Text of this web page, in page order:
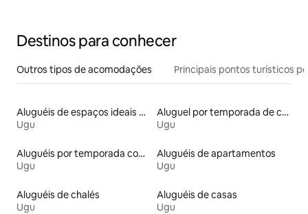
Destinos para conhecer
Outros tipos de acomodações Principais pontos turísticos
Aluguéis de espaços ideais para famílias
Ugu
Aluguel por temporada de casas de hóspedes
Ugu
Aluguéis por temporada com acesso ao lago
Ugu
Aluguéis de apartamentos
Ugu
Aluguéis de chalés
Ugu
Aluguéis de casas
Ugu